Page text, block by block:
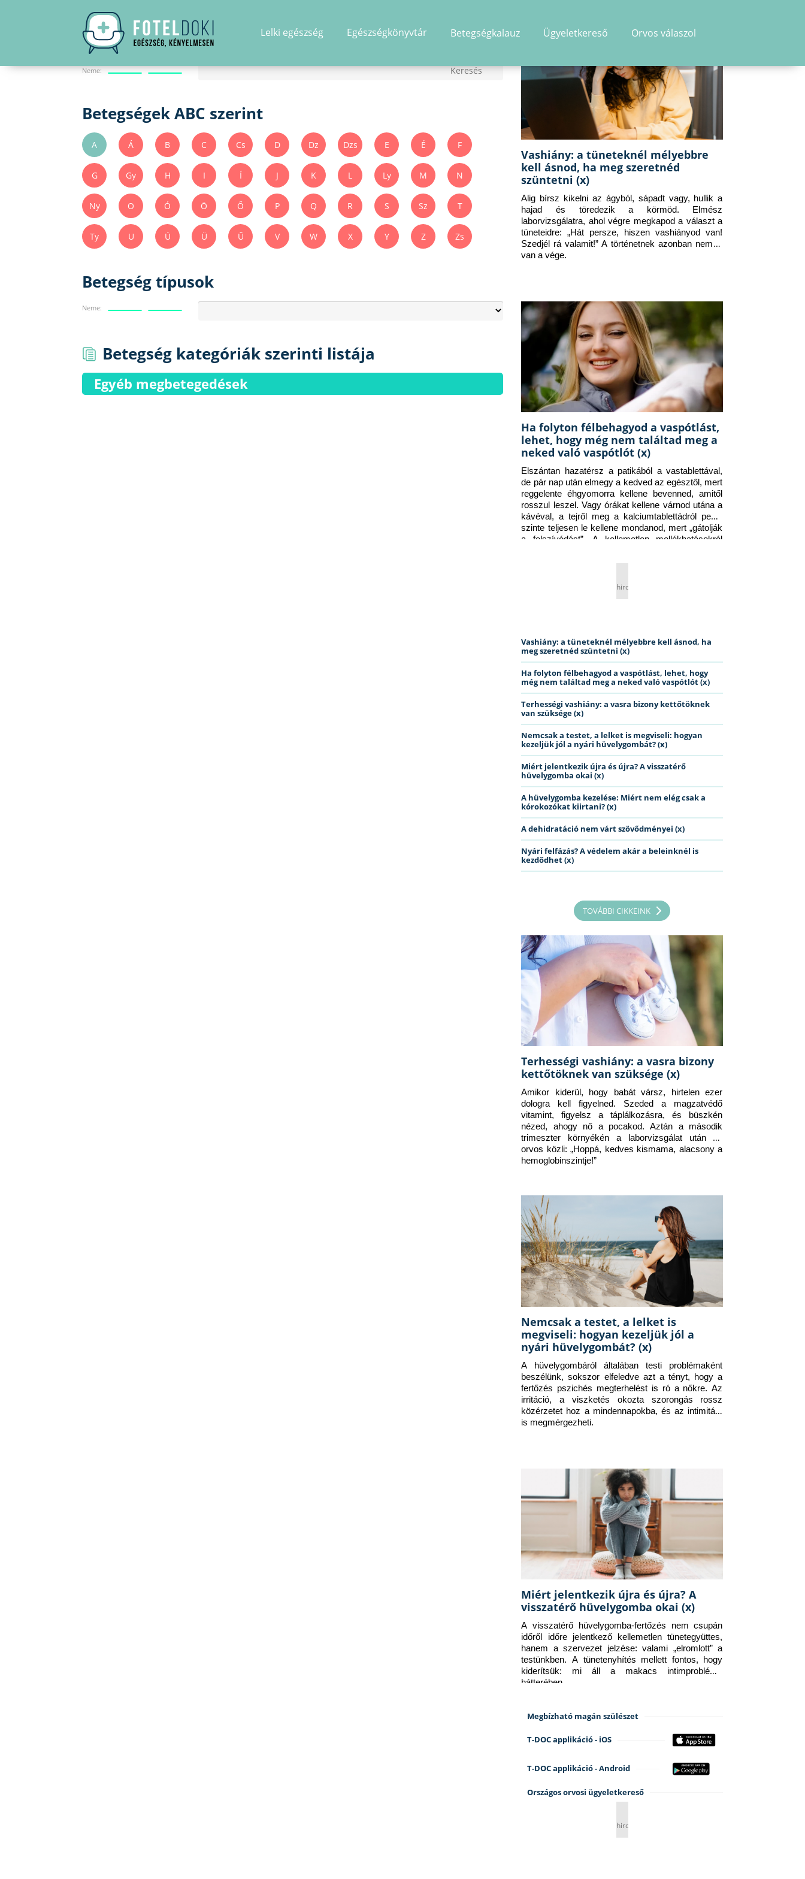
Lelki egészség Egészségkönyvtár Betegségkalauz Ügyeletkereső Orvos válaszol
Betegségkereső A-Z
Neme:
Betegségek ABC szerint
A Á B C Cs D Dz Dzs E É F
G Gy H I Í J K L Ly M N
Ny O Ó Ö Ő P Q R S Sz T
Ty U Ú Ü Ű V W X Y Z Zs
Betegség típusok
Neme:
Betegség kategóriák szerinti listája
Egyéb megbetegedések
Vashiány: a tüneteknél mélyebbre
kell ásnod, ha meg szeretnéd
szüntetni (x)
Alig bírsz kikelni az ágyból, sápadt vagy, hullik a
hajad és töredezik a körmöd. Elmész
laborvizsgálatra, ahol végre megkapod a választ a
tüneteidre: „Hát persze, hiszen vashiányod van!
Szedjél rá valamit!” A történetnek azonban nem itt
van a vége.
Ha folyton félbehagyod a vaspótlást,
lehet, hogy még nem találtad meg a
neked való vaspótlót (x)
Elszántan hazatérsz a patikából a vastablettával,
de pár nap után elmegy a kedved az egésztől, mert
reggelente éhgyomorra kellene bevenned, amitől
rosszul leszel. Vagy órákat kellene várnod utána a
kávéval, a tejről meg a kalciumtablettádról pedig
szinte teljesen le kellene mondanod, mert „gátolják
a felszívódást”. A kellemetlen mellékhatásokról
hirdetés
Vashiány: a tüneteknél mélyebbre kell ásnod, ha
meg szeretnéd szüntetni (x)
Ha folyton félbehagyod a vaspótlást, lehet, hogy
még nem találtad meg a neked való vaspótlót (x)
Terhességi vashiány: a vasra bizony kettőtöknek
van szüksége (x)
Nemcsak a testet, a lelket is megviseli: hogyan
kezeljük jól a nyári hüvelygombát? (x)
Miért jelentkezik újra és újra? A visszatérő
hüvelygomba okai (x)
A hüvelygomba kezelése: Miért nem elég csak a
kórokozókat kiirtani? (x)
A dehidratáció nem várt szövődményei (x)
Nyári felfázás? A védelem akár a beleinknél is
kezdődhet (x)
TOVÁBBI CIKKEINK
Terhességi vashiány: a vasra bizony
kettőtöknek van szüksége (x)
Amikor kiderül, hogy babát vársz, hirtelen ezer
dologra kell figyelned. Szeded a magzatvédő
vitamint, figyelsz a táplálkozásra, és büszkén
nézed, ahogy nő a pocakod. Aztán a második
trimeszter környékén a laborvizsgálat után az
orvos közli: „Hoppá, kedves kismama, alacsony a
hemoglobinszintje!”
Nemcsak a testet, a lelket is
megviseli: hogyan kezeljük jól a
nyári hüvelygombát? (x)
A hüvelygombáról általában testi problémaként
beszélünk, sokszor elfeledve azt a tényt, hogy a
fertőzés pszichés megterhelést is ró a nőkre. Az
irritáció, a viszketés okozta szorongás rossz
közérzetet hoz a mindennapokba, és az intimitást
is megmérgezheti.
Miért jelentkezik újra és újra? A
visszatérő hüvelygomba okai (x)
A visszatérő hüvelygomba-fertőzés nem csupán
időről időre jelentkező kellemetlen tünetegyüttes,
hanem a szervezet jelzése: valami „elromlott” a
testünkben. A tünetenyhítés mellett fontos, hogy
kiderítsük: mi áll a makacs intimprobléma
hátterében.
Megbízható magán szülészet
T-DOC applikáció - iOS
T-DOC applikáció - Android
Országos orvosi ügyeletkereső
hirdetés